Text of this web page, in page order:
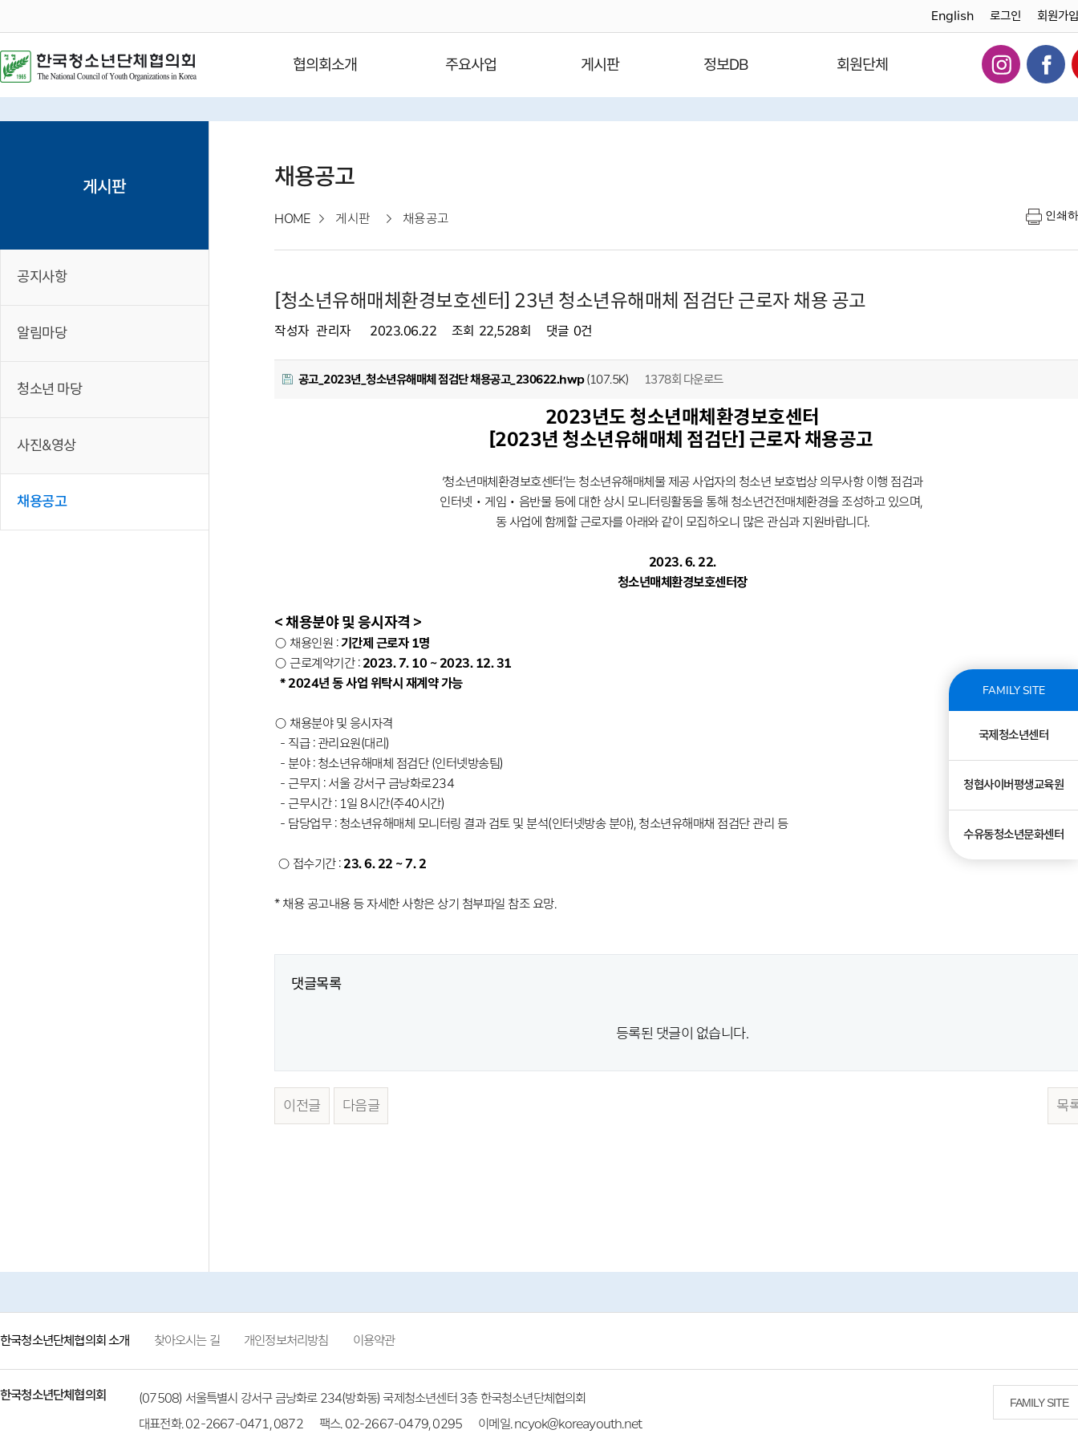
English 로그인 회원가입
협의회소개 주요사업 게시판 정보DB 회원단체
FAMILY SITE
국제청소년센터
청협사이버평생교육원
수유동청소년문화센터
게시판
공지사항
알림마당
청소년 마당
사진&영상
채용공고
채용공고
HOME 게시판 채용공고 인쇄
[청소년유해매체환경보호센터] 23년 청소년유해매체 점검단 근로자 채용 공고
작성자 관리자 2023.06.22 조회 22,528회 댓글 0건
공고_2023년_청소년유해매체 점검단 채용공고_230622.hwp(107.5K) 1378회 다운로드
2023년도 청소년매체환경보호센터
[2023년 청소년유해매체 점검단] 근로자 채용공고
‘청소년매체환경보호센터’는 청소년유해매체물 제공 사업자의 청소년 보호법상 의무사항 이행 점검과
인터넷‧게임‧음반물 등에 대한 상시 모니터링활동을 통해 청소년건전매체환경을 조성하고 있으며,
동 사업에 함께할 근로자를 아래와 같이 모집하오니 많은 관심과 지원바랍니다.
2023. 6. 22.
청소년매체환경보호센터장
< 채용분야 및 응시자격 >
○ 채용인원 :기간제 근로자 1명
○ 근로계약기간 :2023. 7. 10 ~ 2023. 12. 31
* 2024년 동 사업 위탁시 재계약 가능
○ 채용분야 및 응시자격
- 직급 : 관리요원(대리)
- 분야 : 청소년유해매체 점검단 (인터넷방송팀)
- 근무지 : 서울 강서구 금낭화로234
- 근무시간 : 1일 8시간(주40시간)
- 담당업무 : 청소년유해매체 모니터링 결과 검토 및 분석(인터넷방송 분야), 청소년유해매채 점검단 관리 등
○ 접수기간 :23. 6. 22 ~ 7. 2
* 채용 공고내용 등 자세한 사항은 상기 첨부파일 참조 요망.
댓글목록
등록된 댓글이 없습니다.
이전글 다음글 목
한국청소년단체협의회 소개 찾아오시는 길 개인정보처리방침 이용약관
FAMILY SITE
한국청소년단체협의회
(07508) 서울특별시 강서구 금낭화로 234(방화동) 국제청소년센터 3층 한국청소년단체협의회
대표전화. 02-2667-0471, 0872
팩스. 02-2667-0479, 0295 이메일. ncyok@koreayouth.net